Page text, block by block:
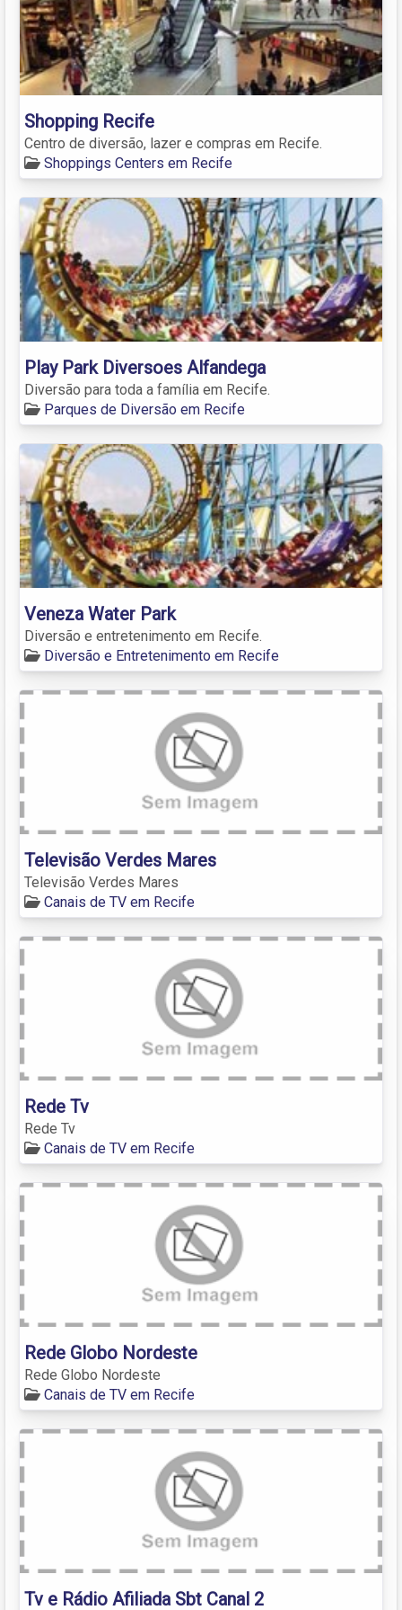
Shopping Recife
Centro de diversão, lazer e compras em Recife.
Shoppings Centers em Recife
Play Park Diversoes Alfandega
Diversão para toda a família em Recife.
Parques de Diversão em Recife
Veneza Water Park
Diversão e entretenimento em Recife.
Diversão e Entretenimento em Recife
Televisão Verdes Mares
Televisão Verdes Mares
Canais de TV em Recife
Rede Tv
Rede Tv
Canais de TV em Recife
Rede Globo Nordeste
Rede Globo Nordeste
Canais de TV em Recife
Tv e Rádio Afiliada Sbt Canal 2